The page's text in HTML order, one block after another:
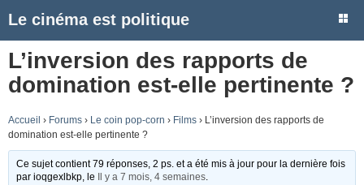
Le cinéma est politique
L’inversion des rapports de
domination est-elle pertinente ?
Accueil › Forums › Le coin pop-corn › Films › L’inversion des rapports de
domination est-elle pertinente ?
Ce sujet contient 79 réponses, 2 ps. et a été mis à jour pour la dernière fois
parioqgexlbkp , le Il y a 7 mois, 4 semaines